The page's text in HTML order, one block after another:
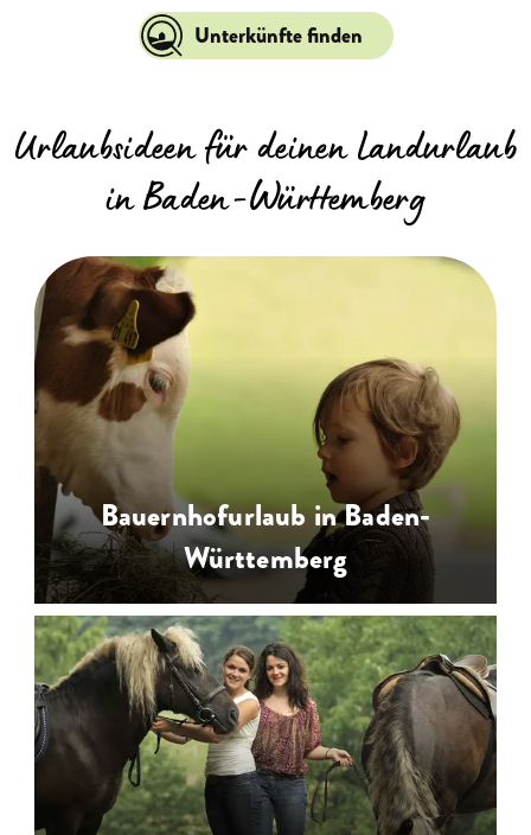
Unterkünfte finden
Urlaubsideen für deinen Landurlaub
in Baden-Württemberg
Bauernhofurlaub in Baden-
Württemberg
Urlaub auf dem Bauernhof &
Bauernhofferien in Baden-
Württemberg für die Familie von
Schwarzwald bis Bodensee,
Taubertal bis Odenwald und Allgäu